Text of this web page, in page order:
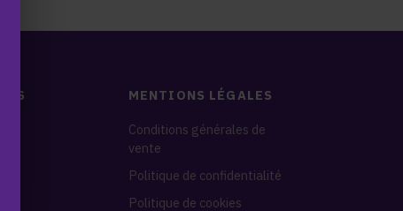
MENTIONS LÉGALES
Conditions générales de
vente
Politique de confidentialité
Politique de cookies